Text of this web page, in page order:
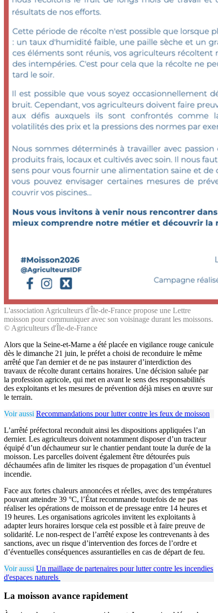
L'association Agriculteurs d'Île-de-France propose une Lettre
moisson pour communiquer avec son voisinage durant les moissons.
© Agriculteurs d'Île-de-France
Alors que la Seine-et-Marne a été placée en vigilance rouge canicule
dès le dimanche 21 juin, le préfet a choisi de reconduire le même
arrêté que l'an dernier et de ne pas instaurer d’interdiction des
travaux de récolte durant certains horaires. Une décision saluée par
la profession agricole, qui met en avant le sens des responsabilités
des exploitants et les mesures de prévention déjà mises en œuvre sur
le terrain.
Voir aussi Recommandations pour lutter contre les feux de moisson
L’arrêté préfectoral reconduit ainsi les dispositions appliquées l’an
dernier. Les agriculteurs doivent notamment disposer d’un tracteur
équipé d’un déchaumeur sur le chantier pendant toute la durée de la
moisson. Les parcelles doivent également être détourées puis
déchaumées afin de limiter les risques de propagation d’un éventuel
incendie.
Face aux fortes chaleurs annoncées et réelles, avec des températures
pouvant atteindre 39 °C, l’État recommande toutefois de ne pas
réaliser les opérations de moisson et de pressage entre 14 heures et
19 heures. Les organisations agricoles invitent les exploitants à
adapter leurs horaires lorsque cela est possible et à faire preuve de
solidarité. Le non-respect de l’arrêté expose les contrevenants à des
sanctions, avec un risque d’intervention des forces de l’ordre et
d’éventuelles conséquences assurantielles en cas de départ de feu.
Voir aussi Un maillage de partenaires pour lutter contre les incendies
d'espaces naturels
La moisson avance rapidement